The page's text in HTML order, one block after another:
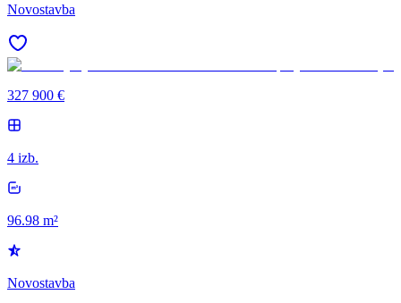
Novostavba
327 900 €
4 izb.
96.98 m²
Novostavba